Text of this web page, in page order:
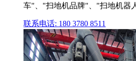
车"、"扫地机品牌"、"扫地机器
联系电话: 180 3780 8511